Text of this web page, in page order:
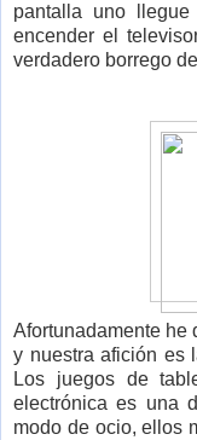
pantalla uno
encender el
verdadero borrego
Afortunadamente he
y nuestra afición es
Los juegos de
electrónica es una
modo de ocio, ellos